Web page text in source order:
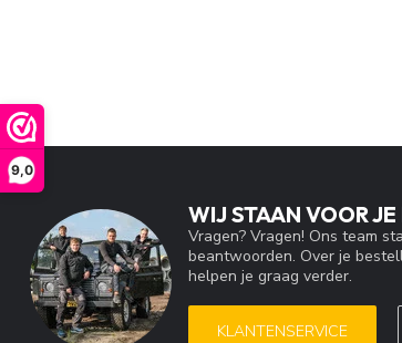
9,0
WIJ STAAN VOOR
Vragen? Vragen! Ons team
beantwoorden. Over je
helpen je graag verder.
KLANTENSERVICE